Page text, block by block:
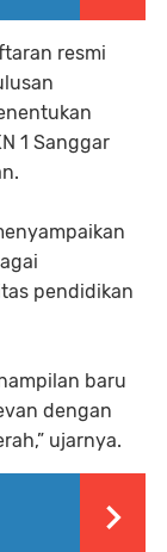
resmi
1 Sanggar
pendidikan
baru
dengan
ujarnya.